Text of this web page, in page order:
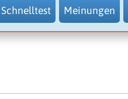
Schnelltest Meinungen